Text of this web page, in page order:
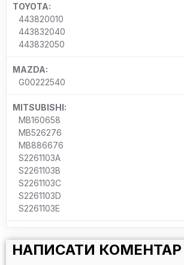
TOYOTA:
443820010
443832040
443832050
MAZDA:
G00222540
MITSUBISHI:
MB160658
MB526276
MB886676
S2261103A
S2261103B
S2261103C
S2261103D
S2261103E
НАПИСАТИ КОМЕНТАР